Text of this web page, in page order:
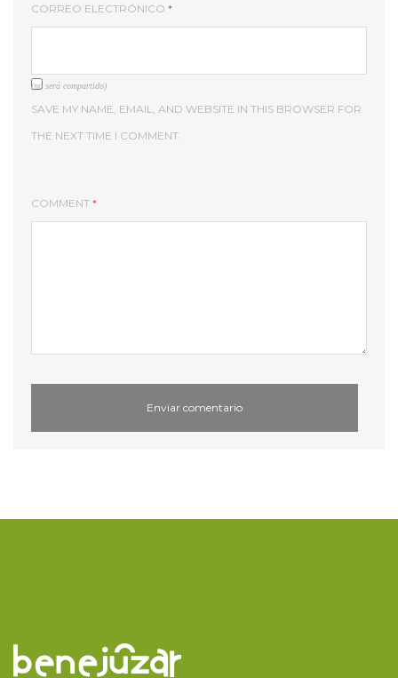
CORREO ELECTRÓNICO *
(no será compartido)
SAVE MY NAME, EMAIL, AND WEBSITE IN THIS BROWSER FOR
THE NEXT TIME I COMMENT.
COMMENT *